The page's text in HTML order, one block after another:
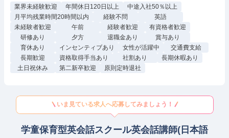
業界未経験歓迎 年間休日120日以上
中途入社50％以上
月平均残業時間20時間以内
経験不問
英語
未経験者歓迎
午前 経験者歓迎
有資格者歓迎
研修あり
夕方 退職金あり
賞与あり
育休あり
インセンティブあり 女性が活躍中
交通費支給
長期歓迎
資格取得手当あり 社割あり
長期休暇あり
土日祝休み
第二新卒歓迎 原則定時退社
いま見ている求人へ応募してみましょう！
学童保育型英会話スクール英会話講師(日本語